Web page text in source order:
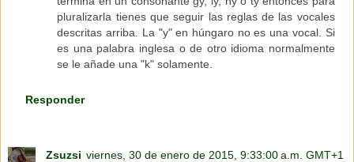
pluralizarla tienes que seguir las reglas de las vocales
descritas arriba. La "y" en húngaro no es una vocal. Si
es una palabra inglesa o de otro idioma normalmente
se le añade una "k" solamente.
Responder
Zsuzsi viernes, 30 de enero de 2015, 9:33:00 a.m. GMT+1